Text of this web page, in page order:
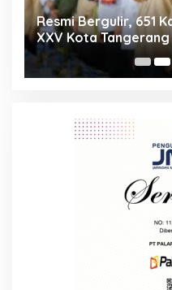
Resmi Bergulir, 651
XXV Kota